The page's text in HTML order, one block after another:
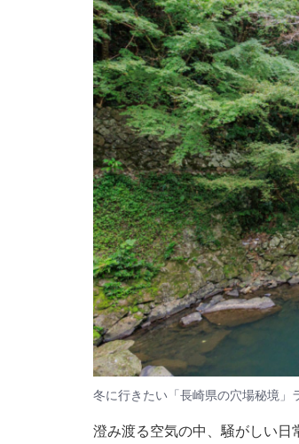
冬に行きたい「長崎県の穴場秘境」
澄み渡る空気の中、騒がしい日